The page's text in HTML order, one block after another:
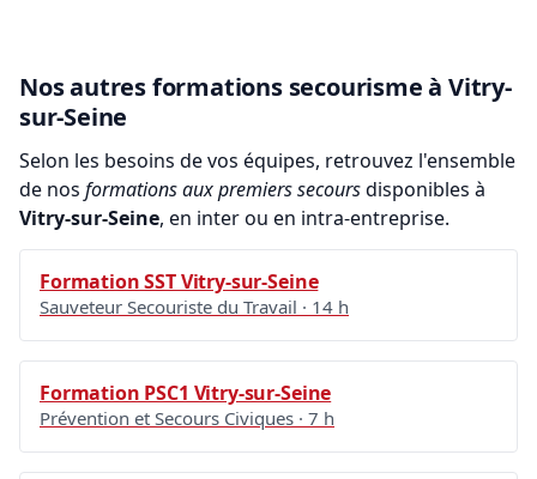
Nos autres formations secourisme à Vitry-
sur-Seine
Selon les besoins de vos équipes, retrouvez l'ensemble
de nos formations aux premiers secoursdisponibles à
Vitry-sur-Seine, en inter ou en intra-entreprise.
Formation SST Vitry-sur-Seine
Sauveteur Secouriste du Travail · 14 h
Formation PSC1 Vitry-sur-Seine
Prévention et Secours Civiques · 7 h